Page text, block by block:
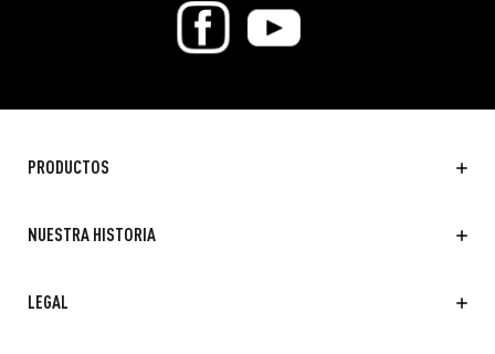
PRODUCTOS
NUESTRA HISTORIA
LEGAL